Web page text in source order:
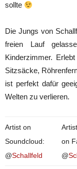
sollte
Die Jungs von
freien Lauf
Kinderzimmer.
Sitzsäcke,
ist perfekt dafür
Welten zu verlieren.
Artist on
Soundcloud:
@Schallfeld
Artist
on
@